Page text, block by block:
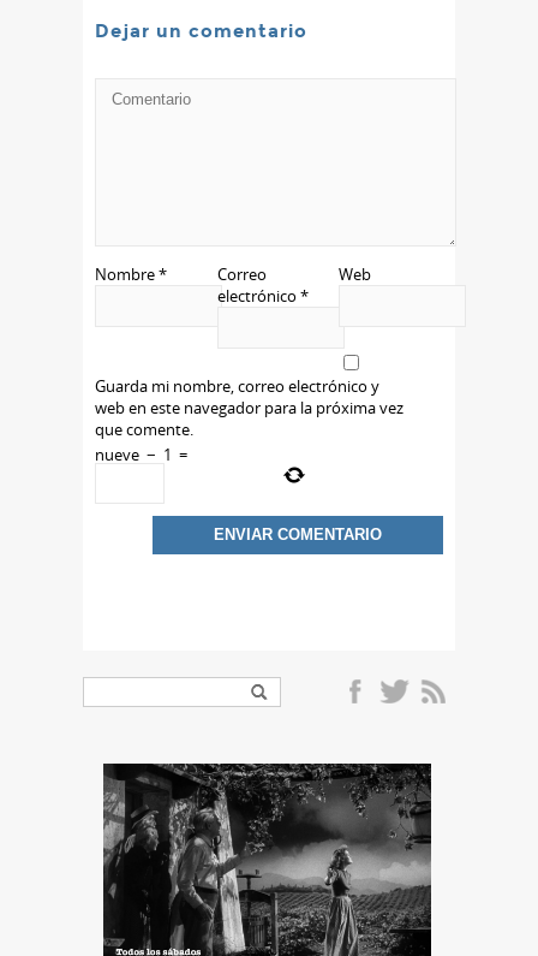
Dejar un comentario
Nombre*
Correo
electrónico *
Web
Guarda mi nombre, correo electrónico y
web en este navegador para la próxima vez
que comente.
nueve − 1 =